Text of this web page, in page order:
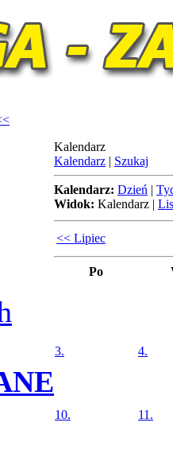
Kalendarz
Kalendarz | Szukaj
Kalendarz: Dzień |
Widok: Kalendarz |
<< Lipiec
Po
3. 4.
10. 11.